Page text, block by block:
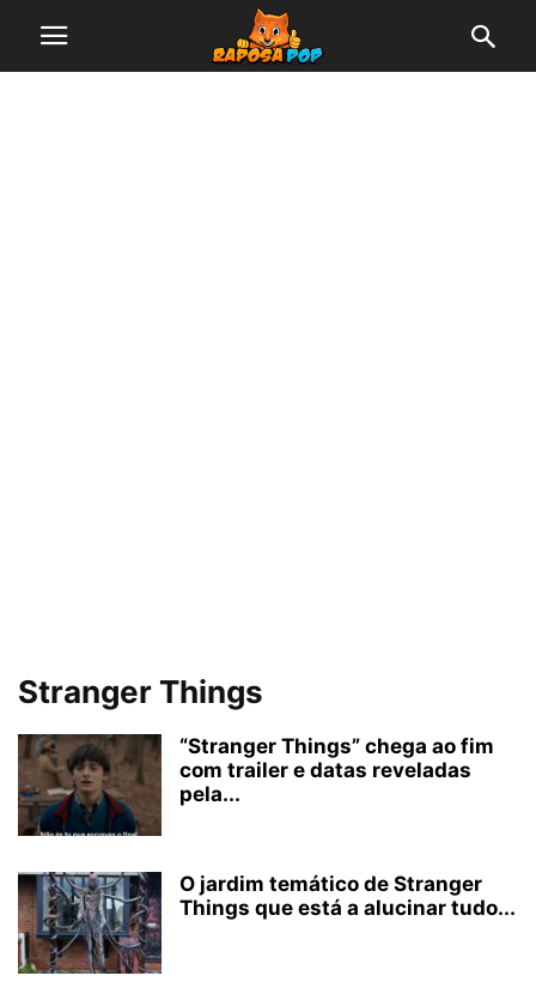
Stranger Things
“Stranger Things” chega ao fim
com trailer e datas reveladas
pela...
O jardim temático de Stranger
Things que está a alucinar tudo...